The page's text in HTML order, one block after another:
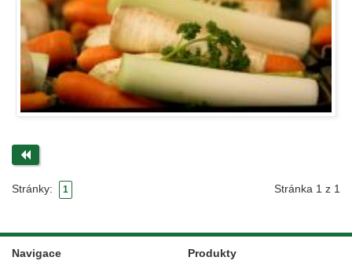
Stránky: 1 Stránka 1 z 1
Navigace
Produkty